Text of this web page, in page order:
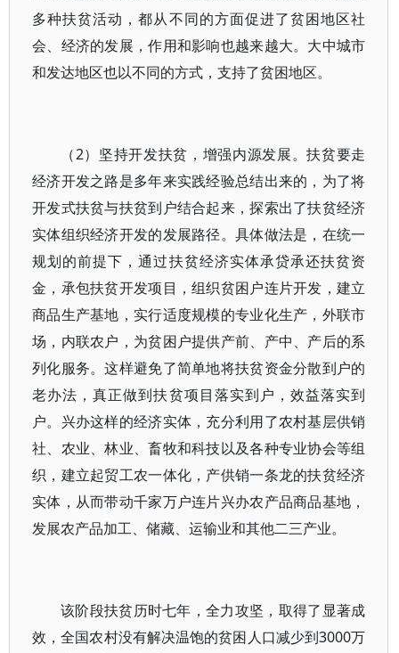
多种扶贫活动，都从不同的方面促进了贫困地区社
会、经济的发展，作用和影响也越来越大。大中城市
和发达地区也以不同的方式，支持了贫困地区。
（2）坚持开发扶贫，增强内源发展。扶贫要走
经济开发之路是多年来实践经验总结出来的，为了将
开发式扶贫与扶贫到户结合起来，探索出了扶贫经济
实体组织经济开发的发展路径。具体做法是，在统一
规划的前提下，通过扶贫经济实体承贷承还扶贫资
金，承包扶贫开发项目，组织贫困户连片开发，建立
商品生产基地，实行适度规模的专业化生产，外联市
场，内联农户，为贫困户提供产前、产中、产后的系
列化服务。这样避免了简单地将扶贫资金分散到户的
老办法，真正做到扶贫项目落实到户，效益落实到
户。兴办这样的经济实体，充分利用了农村基层供销
社、农业、林业、畜牧和科技以及各种专业协会等组
织，建立起贸工农一体化，产供销一条龙的扶贫经济
实体，从而带动千家万户连片兴办农产品商品基地，
发展农产品加工、储藏、运输业和其他二三产业。
该阶段扶贫历时七年，全力攻坚，取得了显著成
效，全国农村没有解决温饱的贫困人口减少到3000万